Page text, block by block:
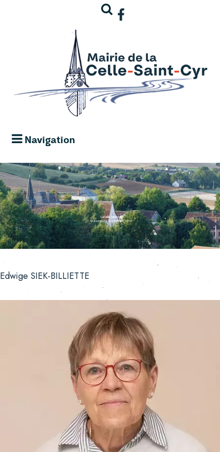
Navigation
La Celle Saint-Cyr
Une commune au centre de l'Yonne
Edwige SIEK-BILLIETTE